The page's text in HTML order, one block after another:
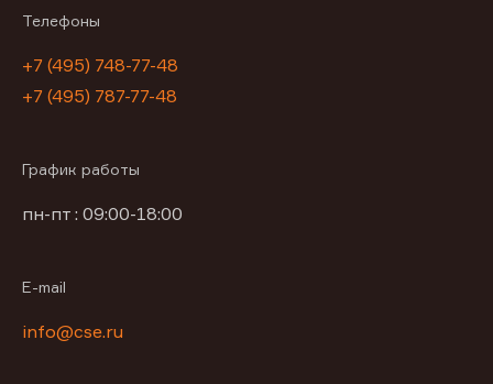
Телефоны
+7 (495) 748-77-48
+7 (495) 787-77-48
График работы
пн-пт : 09:00-18:00
E-mail
info@cse.ru